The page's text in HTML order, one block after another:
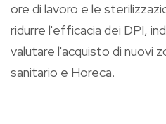
ore di lavoro e le
ridurre l'efficacia dei DPI,
valutare l'acquisto di nuovi
sanitario e Horeca.